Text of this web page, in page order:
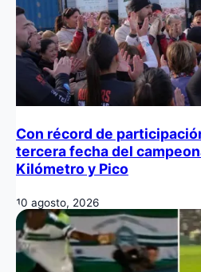
Con récord de
tercera fecha del
Kilómetro y Pico
10 agosto, 2026